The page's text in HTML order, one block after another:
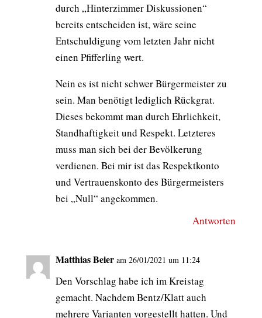
durch „Hinterzimmer Diskussionen“
bereits entscheiden ist, wäre seine
Entschuldigung vom letzten Jahr nicht
einen Pfifferling wert.
Nein es ist nicht schwer Bürgermeister zu
sein. Man benötigt lediglich Rückgrat.
Dieses bekommt man durch Ehrlichkeit,
Standhaftigkeit und Respekt. Letzteres
muss man sich bei der Bevölkerung
verdienen. Bei mir ist das Respektkonto
und Vertrauenskonto des Bürgermeisters
bei „Null“ angekommen.
Antworten
Matthias Beier am 26/01/2021 um 11:24
Den Vorschlag habe ich im Kreistag
gemacht. Nachdem Bentz/Klatt auch
mehrere Varianten vorgestellt hatten. Und